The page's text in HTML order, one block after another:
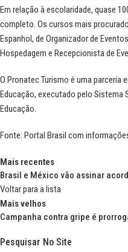
Em relação à escolaridade, quase
completo. Os cursos mais
Espanhol, de Organizador de
Hospedagem e Recepcionista de
O Pronatec Turismo é uma parceria
Educação, executado pelo Sistema
Educação.
Fonte: Portal Brasil com
Mais recentes
Brasil e México vão assinar
Voltar para a lista
Mais velhos
Campanha contra gripe é
Pesquisar No Site